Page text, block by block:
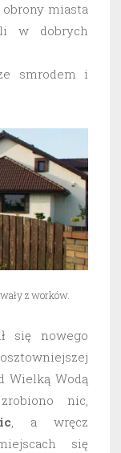
miasta
w dobrych
smrodem i
z worków.
się nowego
Wielką Wodą
nic,
, a wręcz
się